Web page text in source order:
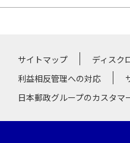
サイトマップ ディスク
利益相反管理への対応
日本郵政グループのカスタ